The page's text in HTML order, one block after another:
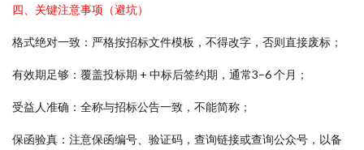
四、关键注意事项（避坑）
格式绝对一致：严格按招标文件模板，不得改字，否则直接废标；
有效期足够：覆盖投标期 + 中标后签约期，通常3–6 个月；
受益人准确：全称与招标公告一致，不能简称；
保函验真：注意保函编号、验证码，查询链接或查询公众号，以备